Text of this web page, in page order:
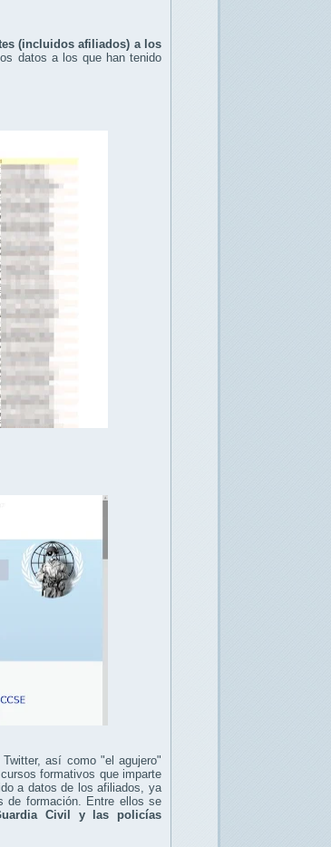
(incluidos afiliados) a los
datos a los que han tenido
así como "el agujero"
formativos que imparte
a datos de los afiliados, ya
de formación. Entre ellos se
Civil y las policías